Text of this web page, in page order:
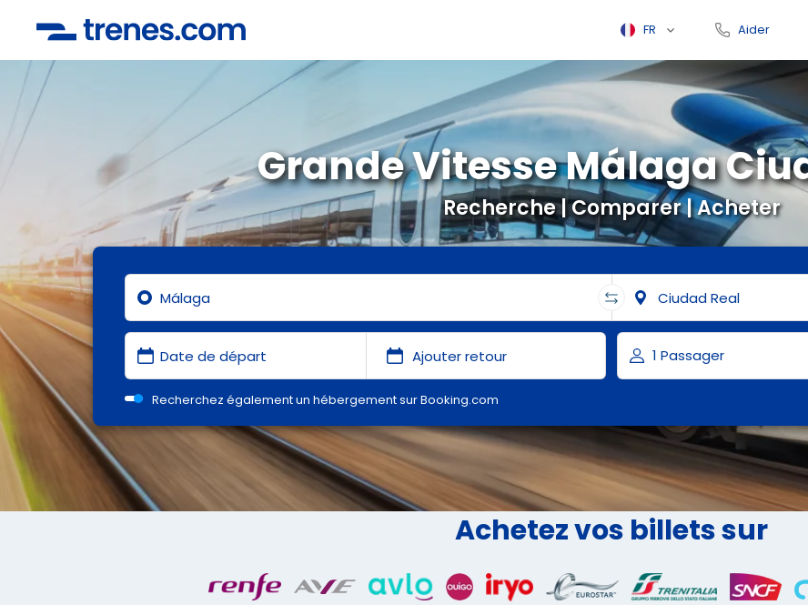
FR Aider
Recherche | Comparer | Acheter
Grande Vitesse Málaga
Recherchez également un hébergement sur Booking.com
Achetez vos billets sur